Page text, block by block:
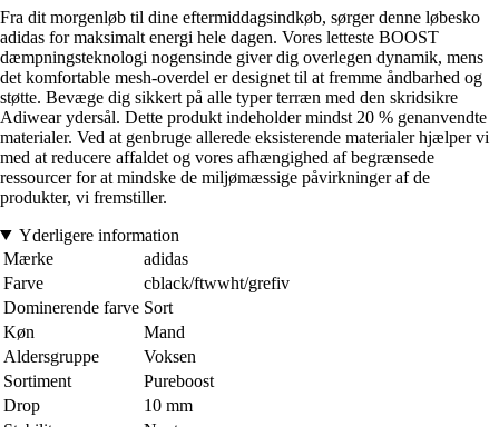
Fra dit morgenløb til dine eftermiddagsindkøb, sørger denne løbesko
adidas for maksimalt energi hele dagen. Vores letteste BOOST
dæmpningsteknologi nogensinde giver dig overlegen dynamik, mens
det komfortable mesh-overdel er designet til at fremme åndbarhed og
støtte. Bevæge dig sikkert på alle typer terræn med den skridsikre
Adiwear ydersål. Dette produkt indeholder mindst 20 % genanvendte
materialer. Ved at genbruge allerede eksisterende materialer hjælper vi
med at reducere affaldet og vores afhængighed af begrænsede
ressourcer for at mindske de miljømæssige påvirkninger af de
produkter, vi fremstiller.
Yderligere information
Mærke
adidas
Farve
cblack/ftwwht/grefiv
Dominerende farve Sort
Køn
Mand
Aldersgruppe
Voksen
Sortiment
Pureboost
Drop
10 mm